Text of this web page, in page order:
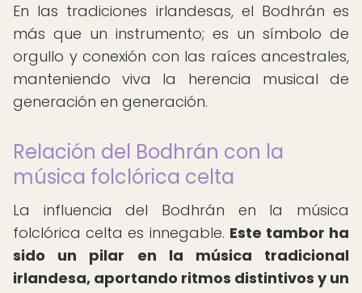
En las tradiciones irlandesas, el Bodhrán es
más que un instrumento; es un símbolo de
orgullo y conexión con las raíces ancestrales,
manteniendo viva la herencia musical de
generación en generación.
Relación del Bodhrán con la
música folclórica celta
La influencia del Bodhrán en la música
folclórica celta es innegable. Este tambor ha
sido un pilar en la música tradicional
irlandesa, aportando ritmos distintivos y un